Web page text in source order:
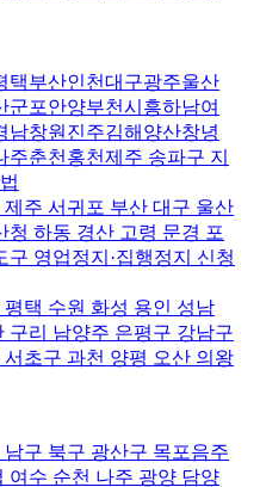
택부산인천대구광주울산
군포안양부천시흥하남여
남창원진주김해양산창녕
춘천홍천제주 송파구 지
주 서귀포 부산 대구 울산
청 하동 경산 고령 문경 포
구 영업정지·집행정지 신청
택 수원 화성 용인 성남
구리 남양주 은평구 강남구
초구 과천 양평 오산 의왕
구 북구 광산구 목포음주
여수 순천 나주 광양 담양